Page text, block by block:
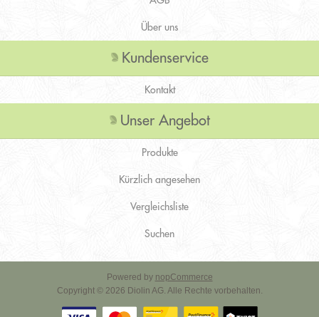
Über uns
Kundenservice
Kontakt
Unser Angebot
Produkte
Kürzlich angesehen
Vergleichsliste
Suchen
Powered by nopCommerce
Copyright © 2026 Diolin AG. Alle Rechte vorbehalten.